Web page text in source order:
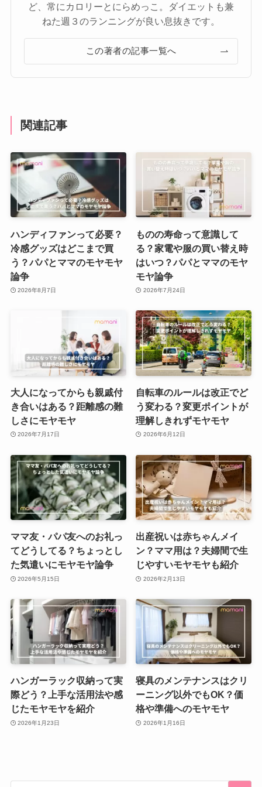
ど、常にカロリーとにらめっこ。ダイエットも兼
ねた週３のランニングが良い息抜きです。
この著者の記事一覧へ
関連記事
ハンディファンって必要？
冷感グッズはどこまで買
う？パパとママのモヤモヤ
論争
2026年8月7日
ものの寿命って意識して
る？家電や服の買い替え時
はいつ？パパとママのモヤ
モヤ論争
2026年7月24日
大人になってからも親戚付
き合いはある？距離感の難
しさにモヤモヤ
2026年7月17日
自転車のルールは改正でど
う変わる？変更ポイントが
理解しきれずモヤモヤ
2026年6月12日
ママ友・パパ友へのお礼っ
てどうしてる？ちょっとし
た気遣いにモヤモヤ論争
2026年5月15日
出産祝いは赤ちゃんメイ
ン？ママ用は？夫婦間で生
じやすいモヤモヤも紹介
2026年2月13日
ハンガーラック収納って実
際どう？上手な活用法や感
じたモヤモヤを紹介
2026年1月23日
寝具のメンテナンスはクリ
ーニング以外でもOK？価
格や準備へのモヤモヤ
2026年1月16日